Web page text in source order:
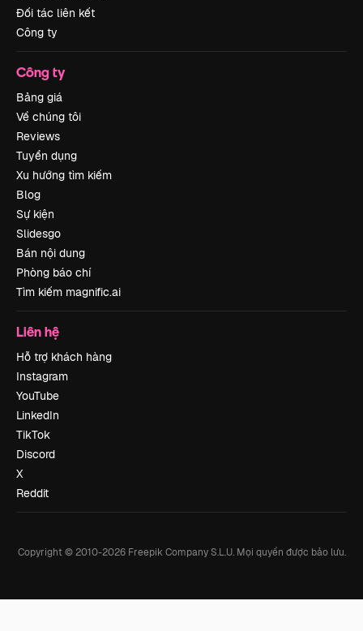
Đối tác liên kết
Công ty
Công ty
Bảng giá
Về chúng tôi
Reviews
Tuyển dụng
Xu hướng tìm kiếm
Blog
Sự kiện
Slidesgo
Bán nội dung
Phòng báo chí
Tìm kiếm magnific.ai
Liên hệ
Hỗ trợ khách hàng
Instagram
YouTube
LinkedIn
TikTok
Discord
X
Reddit
Copyright © 2010-2026Freepik Company S.L.U. Mọi quyền được bảo lưu.